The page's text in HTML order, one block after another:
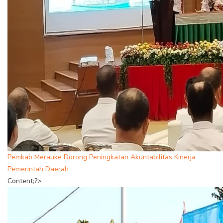
Pemkab Merauke Dorong Peningkatan Akuntabilitas Kinerja
Pemerintah Daerah
Content;?>